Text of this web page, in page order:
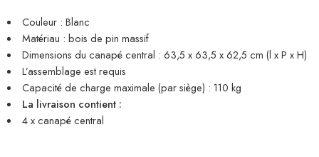
Couleur : Blanc
Matériau : bois de pin massif
Dimensions du canapé central : 63,5 x 63,5 x 62,5 cm (l x P x H)
L’assemblage est requis
Capacité de charge maximale (par siège) : 110 kg
La livraison contient :
4 x canapé central